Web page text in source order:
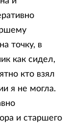
точку, в
как сидел,
кто взял
я не могла.
и старшего